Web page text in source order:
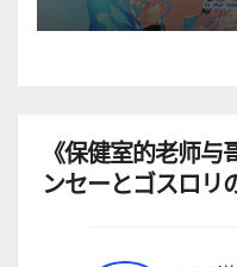
《保健室的老师
ンセーとゴスロリ